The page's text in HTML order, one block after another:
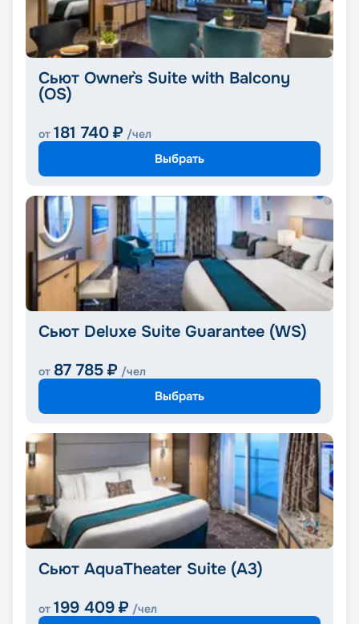
Сьют Owner`s Suite with Balcony
(OS)
от 181 740 ₽ /чел
Выбрать
Сьют Deluxe Suite Guarantee (WS)
от 87 785 ₽ /чел
Выбрать
Сьют AquaTheater Suite (A3)
от 199 409 ₽ /чел